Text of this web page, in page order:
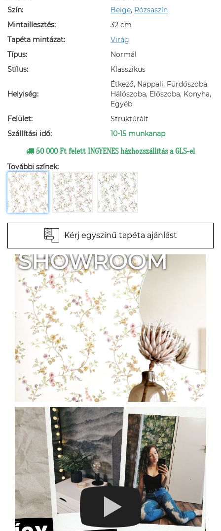
Szín:
Beige, Rózsaszín
Mintaillesztés:
32 cm
Tapéta mintázat:
Virág
Típus:
Normál
Stílus:
Klasszikus
Helyiség:
Étkező, Nappali, Fürdőszoba,
Hálószoba, Előszoba, Konyha,
Egyéb
Felület:
Struktúrált
Szállítási idő:
10-15 munkanap
50 000 Ft felett INGYENES házhozszállítás a GLS-el
További színek:
Kérj egyszínű tapéta ajánlást
SHOWROOM